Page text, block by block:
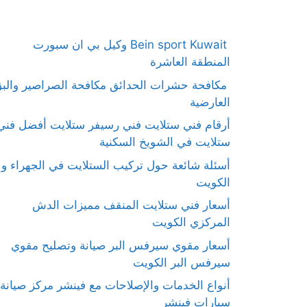
Bein sport Kuwait وكيل بي ان سبورت
المنطقة العاشرة
مكافحة حشرات الحدائق مكافحة الصراصير
العارضية
أرقام فني ستلايت فني رسيفر ستلايت أفضل
ستلايت في الشويخ السكنية
أسئلة شائعة حول تركيب الستلايت في الجهراء و
الكويت
أسعار فني ستلايت المنقف مميزات الدش
المركزي الكويت
أسعار مقوي سيرفس البر صيانة وتصليح مقوي
سيرفس البر الكويت
أنواع الخدمات والإصلاحات مع فينشر مركز صيانة
سيارات فينشر